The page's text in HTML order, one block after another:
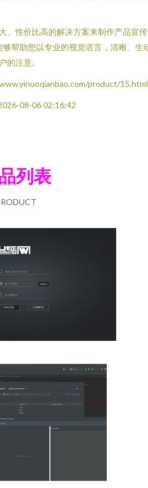
、性价比高的解决方案来制作产品宣
帮助您以专业的视觉语言，清晰、生
的注意。
product/15.html
08-06 02:16:42
列表